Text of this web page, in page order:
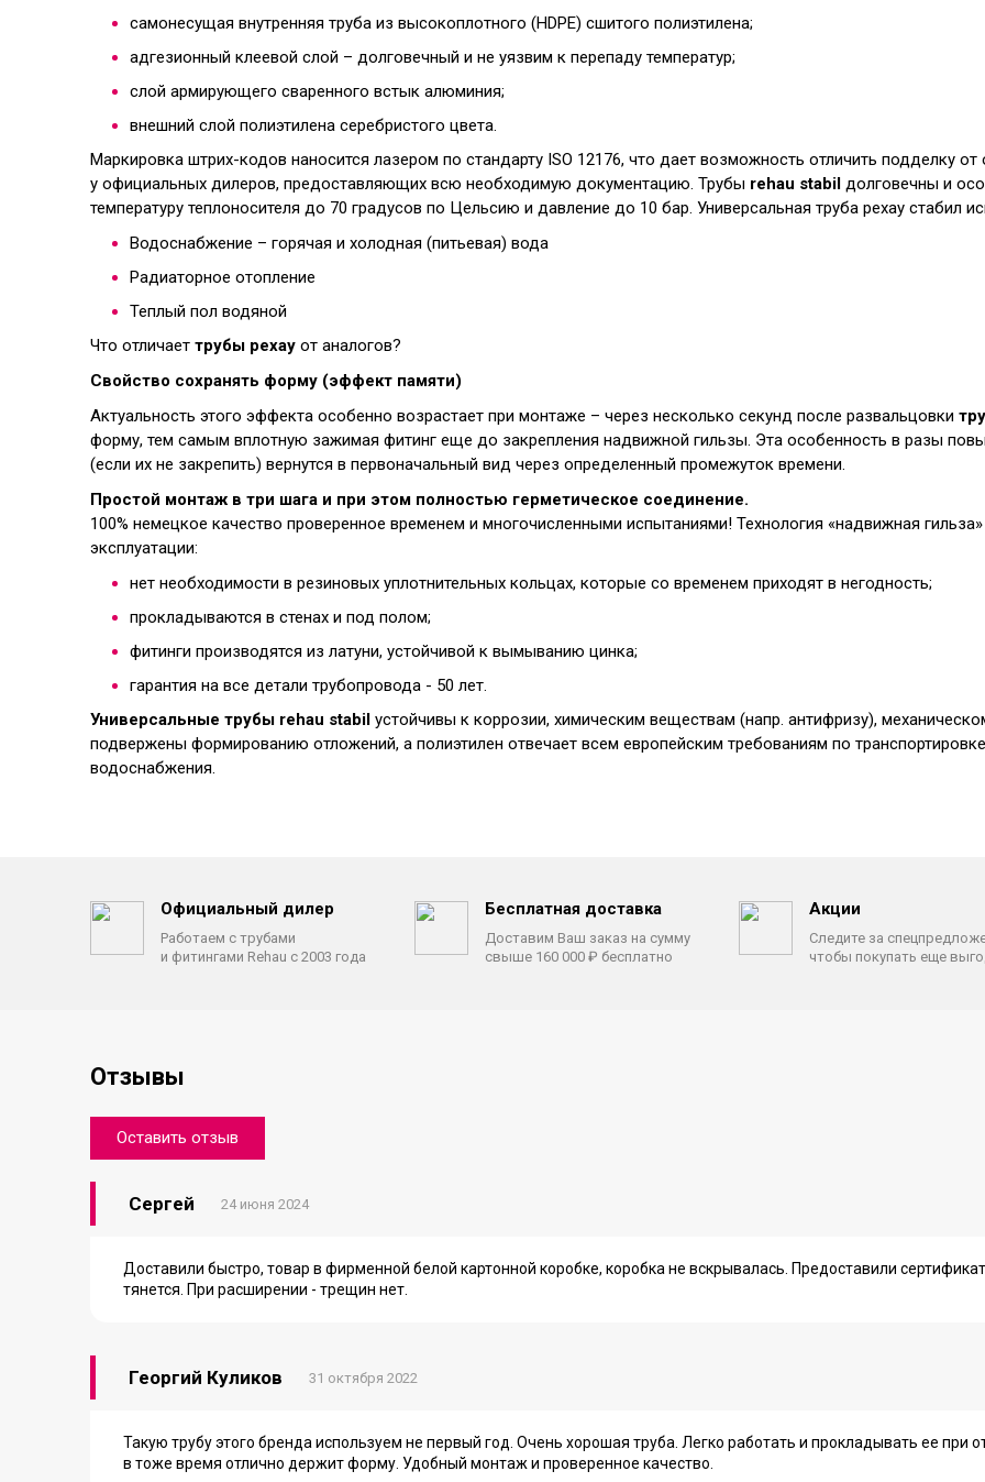
самонесущая внутренняя труба из высокоплотного (HDPE) сшитого полиэтилена;
адгезионный клеевой слой – долговечный и не уязвим к перепаду температур;
слой армирующего сваренного встык алюминия;
внешний слой полиэтилена серебристого цвета.
Маркировка штрих-кодов наносится лазером по стандарту ISO 12176, что дает возможность отличить подделку от
у официальных дилеров, предоставляющих всю необходимую документацию. Трубы rehau stabil долговечны и
температуру теплоносителя до 70 градусов по Цельсию и давление до 10 бар. Универсальная труба рехау стабил
Водоснабжение – горячая и холодная (питьевая) вода
Радиаторное отопление
Теплый пол водяной
Что отличает трубы рехау от аналогов?
Свойство сохранять форму (эффект памяти)
Актуальность этого эффекта особенно возрастает при монтаже – через несколько секунд после развальцовки
форму, тем самым вплотную зажимая фитинг еще до закрепления надвижной гильзы. Эта особенность в разы
(если их не закрепить) вернутся в первоначальный вид через определенный промежуток времени.
Простой монтаж в три шага и при этом полностью герметическое соединение.
100% немецкое качество проверенное временем и многочисленными испытаниями! Технология «надвижная
эксплуатации:
нет необходимости в резиновых уплотнительных кольцах, которые со временем приходят в негодность;
прокладываются в стенах и под полом;
фитинги производятся из латуни, устойчивой к вымыванию цинка;
гарантия на все детали трубопровода - 50 лет.
Универсальные трубы rehau stabil устойчивы к коррозии, химическим веществам (напр. антифризу),
подвержены формированию отложений, а полиэтилен отвечает всем европейским требованиям по
водоснабжения.
Официальный дилер
Работаем с трубами
и фитингами Rehau с 2003 года
Бесплатная доставка
Доставим Ваш заказ на сумму
свыше 160 000 ₽ бесплатно
Акции
Следите за
чтобы покупать еще
Отзывы
Оставить отзыв
Сергей 24 июня 2024
Доставили быстро, товар в фирменной белой картонной коробке, коробка не вскрывалась. Предоставили
тянется. При расширении - трещин нет.
Георгий Куликов 31 октября 2022
Такую трубу этого бренда используем не первый год. Очень хорошая труба. Легко работать и прокладывать ее при
в тоже время отлично держит форму. Удобный монтаж и проверенное качество.